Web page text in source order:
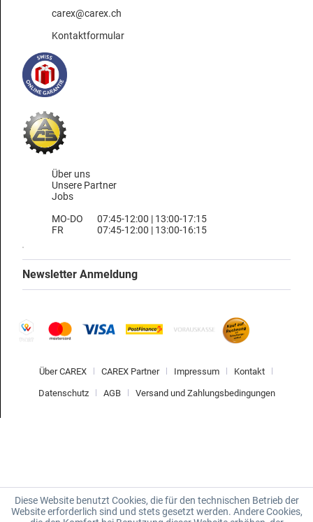
carex@carex.ch
Kontaktformular
Über uns
Unsere Partner
Jobs
MO-DO
FR
07:45-12:00 | 13:00-17:15
07:45-12:00 | 13:00-16:15
Newsletter Anmeldung
Über CAREX CAREX Partner Impressum Kontakt
Datenschutz AGB Versand und Zahlungsbedingungen
Diese Website benutzt Cookies, die für den technischen Betrieb der
Website erforderlich sind und stets gesetzt werden. Andere Cookies,